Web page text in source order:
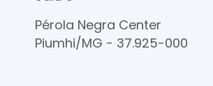
Pérola Negra Center
Piumhi/MG - 37.925-000